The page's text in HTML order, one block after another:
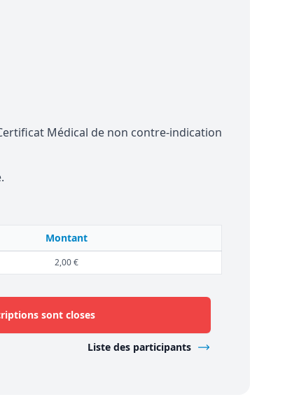
Médical de non contre-indication
Montant
2,00 €
sont closes
Liste des participants